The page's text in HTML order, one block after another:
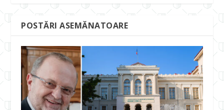
POSTĂRI ASEMĂNATOARE